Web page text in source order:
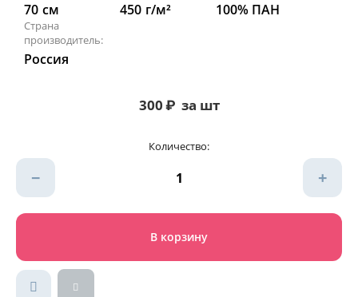
70 см 450 г/м² 100% ПАН
Страна
производитель:
Россия
300₽ за шт
Количество:
+
−
В корзину